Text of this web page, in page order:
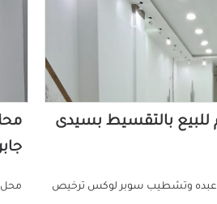
تجاري 50م للبيع بالتقسيط بسيدى
عبده وتشطيب سوبر لوكس ترخيص محل